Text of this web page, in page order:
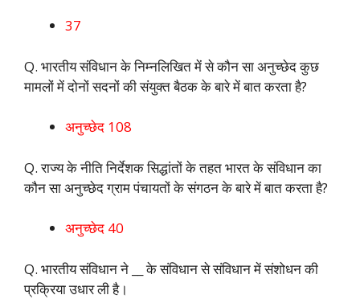
37
Q. भारतीय संविधान के निम्नलिखित में से कौन सा अनुच्छेद कुछ
मामलों में दोनों सदनों की संयुक्त बैठक के बारे में बात करता है?
अनुच्छेद 108
Q. राज्य के नीति निर्देशक सिद्धांतों के तहत भारत के संविधान का
कौन सा अनुच्छेद ग्राम पंचायतों के संगठन के बारे में बात करता है?
अनुच्छेद 40
Q. भारतीय संविधान ने __ के संविधान से संविधान में संशोधन की
प्रक्रिया उधार ली है।